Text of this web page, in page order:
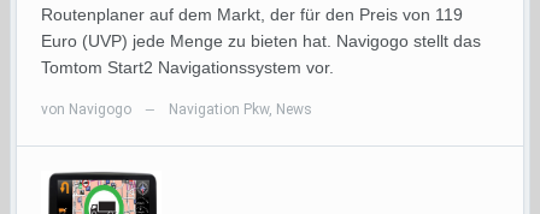
Routenplaner auf dem Markt, der für den Preis von 119
Euro (UVP) jede Menge zu bieten hat. Navigogo stellt das
Tomtom Start2 Navigationssystem vor.
von Navigogo — Navigation Pkw, News